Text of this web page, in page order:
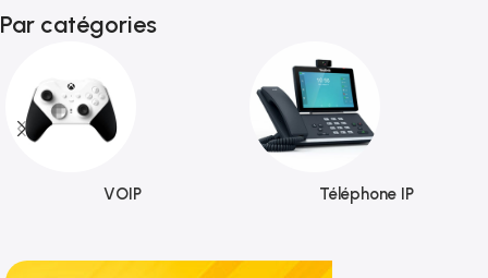
Par catégories
VOIP Téléphone IP